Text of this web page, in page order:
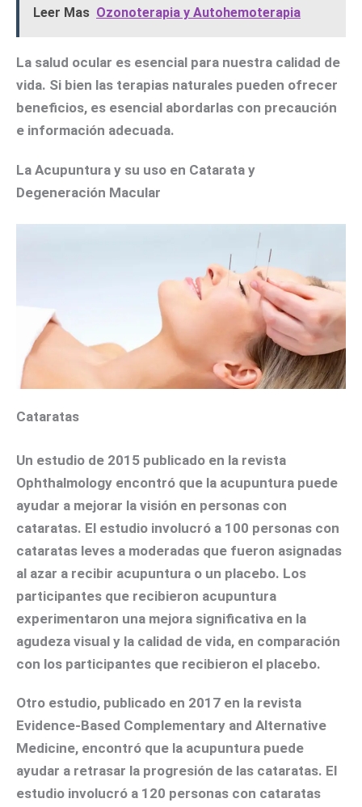
Leer Mas Ozonoterapia y Autohemoterapia
La salud ocular es esencial para nuestra calidad de
vida. Si bien las terapias naturales pueden ofrecer
beneficios, es esencial abordarlas con precaución
e información adecuada.
La Acupuntura y su uso en Catarata y
Degeneración Macular
Cataratas
Un estudio de 2015 publicado en la revista
Ophthalmology encontró que la acupuntura puede
ayudar a mejorar la visión en personas con
cataratas. El estudio involucró a 100 personas con
cataratas leves a moderadas que fueron asignadas
al azar a recibir acupuntura o un placebo. Los
participantes que recibieron acupuntura
experimentaron una mejora significativa en la
agudeza visual y la calidad de vida, en comparación
con los participantes que recibieron el placebo.
Otro estudio, publicado en 2017 en la revista
Evidence-Based Complementary and Alternative
Medicine, encontró que la acupuntura puede
ayudar a retrasar la progresión de las cataratas. El
estudio involucró a 120 personas con cataratas